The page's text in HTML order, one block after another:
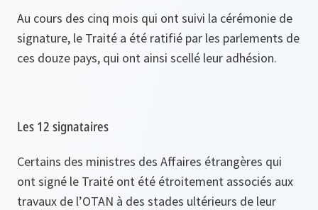
Au cours des cinq mois qui ont suivi la cérémonie de
signature, le Traité a été ratifié par les parlements de
ces douze pays, qui ont ainsi scellé leur adhésion.
Les 12 signataires
Certains des ministres des Affaires étrangères qui
ont signé le Traité ont été étroitement associés aux
travaux de l’OTAN à des stades ultérieurs de leur